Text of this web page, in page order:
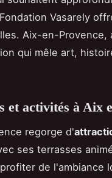
Vasarely
Aix-en-Provence,
qui mêle art,
et activités à Aix
regorge d'
ses terrasses
de l'ambiance